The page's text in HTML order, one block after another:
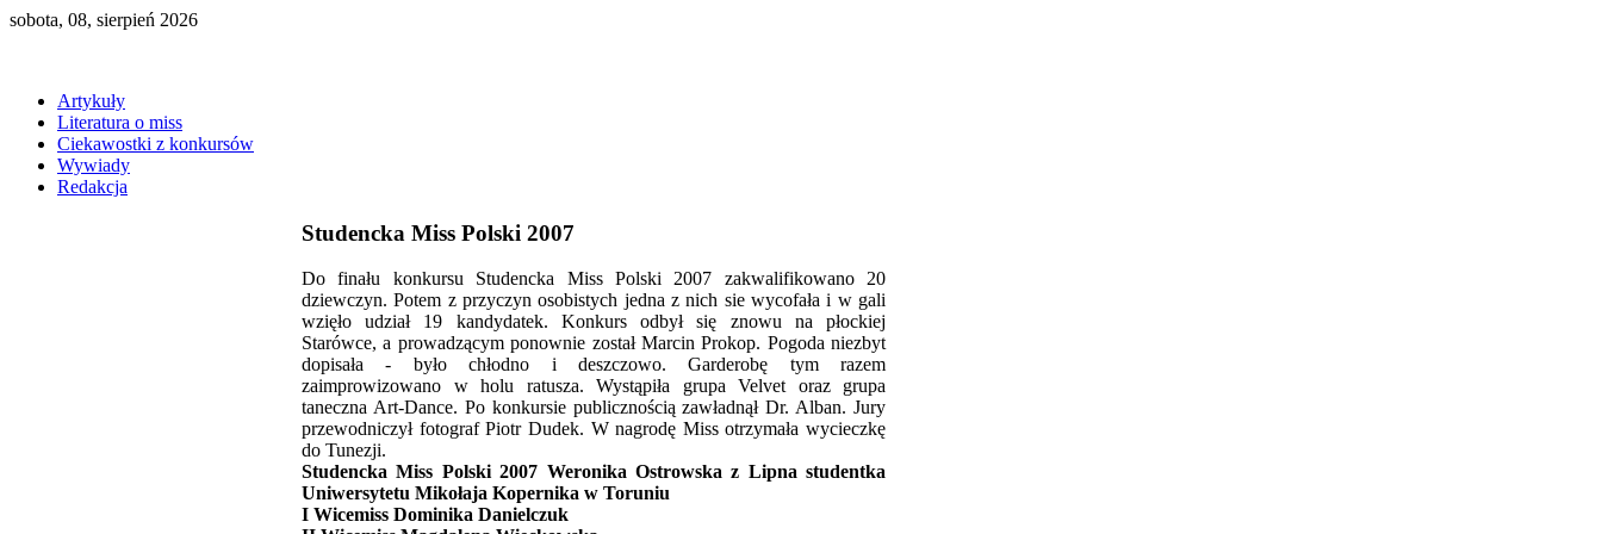
sobota, 08, sierpień 2026
Artykuły
Literatura o miss
Ciekawostki z konkursów
Wywiady
Redakcja
Studencka Miss Polski 2007
Do finału konkursu Studencka Miss Polski 2007 zakwalifikowano 20
dziewczyn. Potem z przyczyn osobistych jedna z nich sie wycofała i w gali
wzięło udział 19 kandydatek. Konkurs odbył się znowu na płockiej
Starówce, a prowadzącym ponownie został Marcin Prokop. Pogoda niezbyt
dopisała - było chłodno i deszczowo. Garderobę tym razem
zaimprowizowano w holu ratusza. Wystąpiła grupa Velvet oraz grupa
taneczna Art-Dance. Po konkursie publicznością zawładnął Dr. Alban. Jury
przewodniczył fotograf Piotr Dudek. W nagrodę Miss otrzymała wycieczkę
do Tunezji.
Studencka Miss Polski 2007 Weronika Ostrowska z Lipna studentka
Uniwersytetu Mikołaja Kopernika w Toruniu
I Wicemiss Dominika Danielczuk